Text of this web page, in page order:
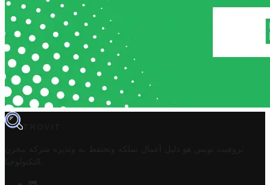
TROVIT
تروفيت تونس هو دليل أعمال تملكه وتحتفظ به وتديره
شركة مخزن
التكنولوجيا